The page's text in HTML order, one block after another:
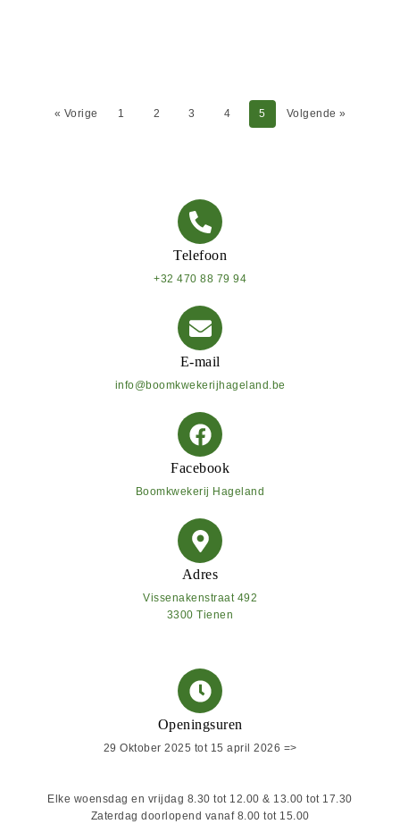
« Vorige 1 2 3 4 5 Volgende »
Telefoon
+32 470 88 79 94
E-mail
info@boomkwekerijhageland.be
Facebook
Boomkwekerij Hageland
Adres
Vissenakenstraat 492
3300 Tienen
Openingsuren
29 Oktober 2025 tot 15 april 2026 =>
Elke woensdag en vrijdag 8.30 tot 12.00 & 13.00 tot 17.30
Zaterdag doorlopend vanaf 8.00 tot 15.00